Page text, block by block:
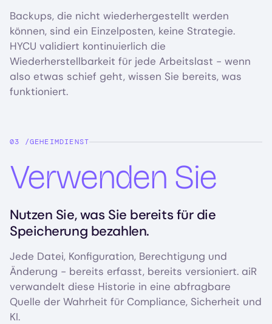
Backups, die nicht wiederhergestellt werden
können, sind ein Einzelposten, keine Strategie.
HYCU validiert kontinuierlich die
Wiederherstellbarkeit für jede Arbeitslast - wenn
also etwas schief geht, wissen Sie bereits, was
funktioniert.
GEHEIMDIENST
Verwenden Sie
Nutzen Sie, was Sie bereits für die
Speicherung bezahlen.
Jede Datei, Konfiguration, Berechtigung und
Änderung - bereits erfasst, bereits versioniert. aiR
verwandelt diese Historie in eine abfragbare
Quelle der Wahrheit für Compliance, Sicherheit und
KI.